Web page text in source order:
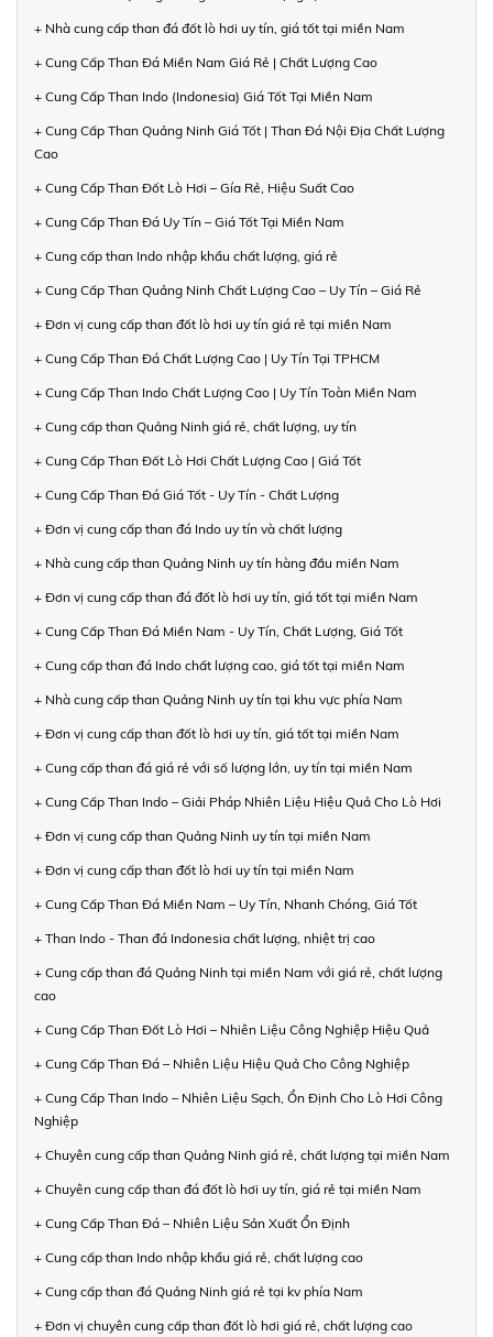
+ Nhà cung cấp than đá đốt lò hơi uy tín, giá tốt tại miền Nam
+ Cung Cấp Than Đá Miền Nam Giá Rẻ | Chất Lượng Cao
+ Cung Cấp Than Indo (Indonesia) Giá Tốt Tại Miền Nam
+ Cung Cấp Than Quảng Ninh Giá Tốt | Than Đá Nội Địa Chất Lượng
Cao
+ Cung Cấp Than Đốt Lò Hơi – Gía Rẻ, Hiệu Suất Cao
+ Cung Cấp Than Đá Uy Tín – Giá Tốt Tại Miền Nam
+ Cung cấp than Indo nhập khẩu chất lượng, giá rẻ
+ Cung Cấp Than Quảng Ninh Chất Lượng Cao – Uy Tín – Giá Rẻ
+ Đơn vị cung cấp than đốt lò hơi uy tín giá rẻ tại miền Nam
+ Cung Cấp Than Đá Chất Lượng Cao | Uy Tín Tại TPHCM
+ Cung Cấp Than Indo Chất Lượng Cao | Uy Tín Toàn Miền Nam
+ Cung cấp than Quảng Ninh giá rẻ, chất lượng, uy tín
+ Cung Cấp Than Đốt Lò Hơi Chất Lượng Cao | Giá Tốt
+ Cung Cấp Than Đá Giá Tốt - Uy Tín - Chất Lượng
+ Đơn vị cung cấp than đá Indo uy tín và chất lượng
+ Nhà cung cấp than Quảng Ninh uy tín hàng đầu miền Nam
+ Đơn vị cung cấp than đá đốt lò hơi uy tín, giá tốt tại miền Nam
+ Cung Cấp Than Đá Miền Nam - Uy Tín, Chất Lượng, Giá Tốt
+ Cung cấp than đá Indo chất lượng cao, giá tốt tại miền Nam
+ Nhà cung cấp than Quảng Ninh uy tín tại khu vực phía Nam
+ Đơn vị cung cấp than đốt lò hơi uy tín, giá tốt tại miền Nam
+ Cung cấp than đá giá rẻ với số lượng lớn, uy tín tại miền Nam
+ Cung Cấp Than Indo – Giải Pháp Nhiên Liệu Hiệu Quả Cho Lò Hơi
+ Đơn vị cung cấp than Quảng Ninh uy tín tại miền Nam
+ Đơn vị cung cấp than đốt lò hơi uy tín tại miền Nam
+ Cung Cấp Than Đá Miền Nam – Uy Tín, Nhanh Chóng, Giá Tốt
+ Than Indo - Than đá Indonesia chất lượng, nhiệt trị cao
+ Cung cấp than đá Quảng Ninh tại miền Nam với giá rẻ, chất lượng
cao
+ Cung Cấp Than Đốt Lò Hơi – Nhiên Liệu Công Nghiệp Hiệu Quả
+ Cung Cấp Than Đá – Nhiên Liệu Hiệu Quả Cho Công Nghiệp
+ Cung Cấp Than Indo – Nhiên Liệu Sạch, Ổn Định Cho Lò Hơi Công
Nghiệp
+ Chuyên cung cấp than Quảng Ninh giá rẻ, chất lượng tại miền Nam
+ Chuyên cung cấp than đá đốt lò hơi uy tín, giá rẻ tại miền Nam
+ Cung Cấp Than Đá – Nhiên Liệu Sản Xuất Ổn Định
+ Cung cấp than Indo nhập khẩu giá rẻ, chất lượng cao
+ Cung cấp than đá Quảng Ninh giá rẻ tại kv phía Nam
+ Đơn vị chuyên cung cấp than đốt lò hơi giá rẻ, chất lượng cao